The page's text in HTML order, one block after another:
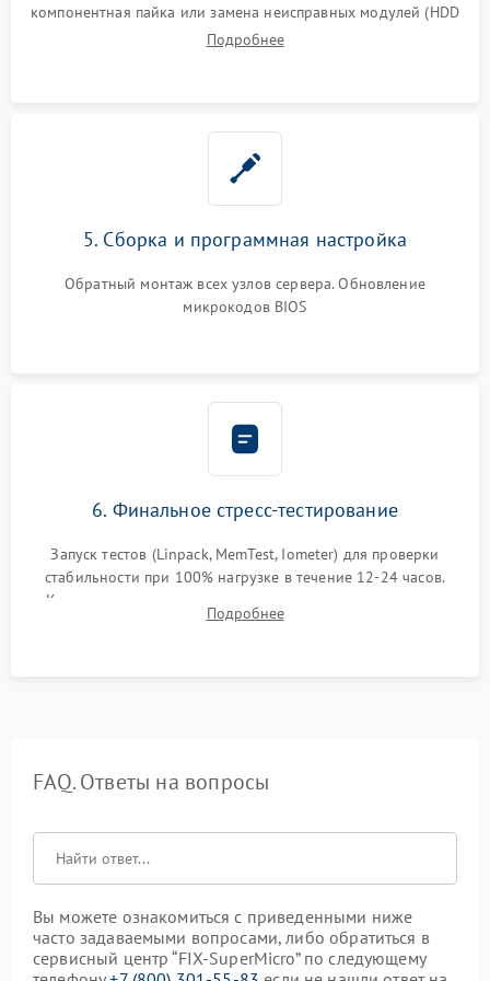
компонентная пайка или замена неисправных модулей (HDD
Подробнее
5. Сборка и программная настройка
Обратный монтаж всех узлов сервера. Обновление
микрокодов BIOS
6. Финальное стресс-тестирование
Запуск тестов (Linpack, MemTest, Iometer) для проверки
стабильности при 100% нагрузке в течение 12-24 часов.
Контроль температурных режимов, проверка отсутствия
троттлинга и подготовка сервера к выдаче.
Подробнее
FAQ. Ответы на вопросы
Вы можете ознакомиться с приведенными ниже
часто задаваемыми вопросами, либо обратиться в
сервисный центр “FIX-SuperMicro” по следующему